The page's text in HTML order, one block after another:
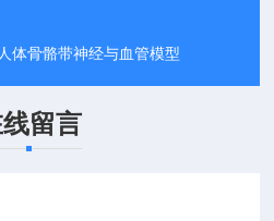
体骨骼带神经与血管模型
留言